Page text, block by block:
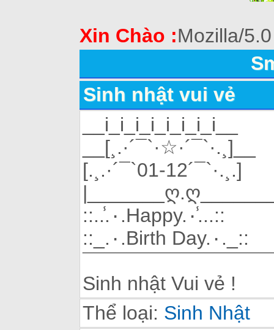
Xin Chào :Mozilla/5.0
Sinh nhật vui vẻ
__i_i_i_i_i_i_i_i__
__[¸.·´¯`·☆·´¯`·.¸]__
[.¸.·´¯`01-12´¯`·.¸.]
::..̾.۰.Happy.۰.̾..::
::_.۰.Birth Day.۰._::
Sinh nhật Vui vẻ !
Thể loại: Sinh Nhật